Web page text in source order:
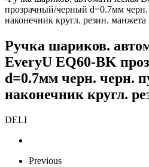
прозрачный/черный d=0.7мм
наконечник кругл. резин. манжета
Ручка шариков.
EveryU EQ60-BK
d=0.7мм черн. черн.
наконечник кругл.
DELI
Previous